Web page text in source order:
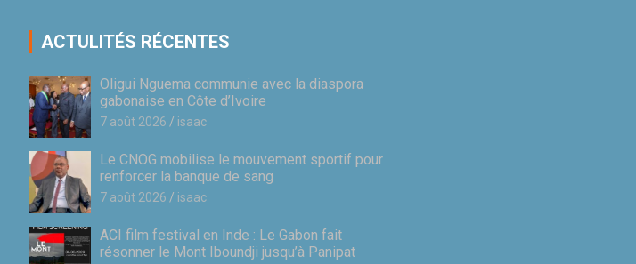
ACTULITÉS RÉCENTES
Oligui Nguema communie avec la diaspora
gabonaise en Côte d’Ivoire
7 août 2026 isaac
Le CNOG mobilise le mouvement sportif pour
renforcer la banque de sang
7 août 2026 isaac
ACI film festival en Inde : Le Gabon fait
résonner le Mont Iboundji jusqu’à Panipat